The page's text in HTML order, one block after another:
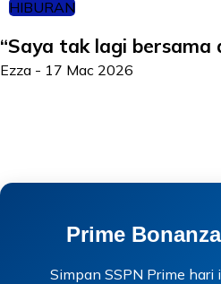
HIBURAN
“Saya tak lagi bersama
Ezza - 17 Mac 2026
Prime Bonanza
Simpan SSPN Prime hari